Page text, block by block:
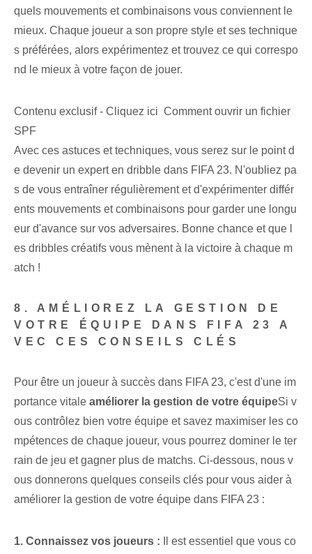
quels mouvements et combinaisons vous conviennent le
mieux. Chaque joueur a son propre style et ses technique
s préférées, alors expérimentez et trouvez ce qui correspo
nd le mieux à votre façon de jouer.
Contenu exclusif - Cliquez ici Comment ouvrir un fichier
SPF
Avec ces astuces et techniques, vous serez sur le point d
e devenir un expert en dribble dans FIFA 23. N'oubliez pa
s de vous entraîner régulièrement et d'expérimenter différ
ents mouvements et combinaisons pour garder une longu
eur d'avance sur vos adversaires. Bonne chance​ et que l
es dribbles créatifs vous mènent à la victoire à chaque m
atch !
8. AMÉLIOREZ LA GESTION DE
VOTRE ÉQUIPE DANS FIFA 23 A
VEC CES CONSEILS CLÉS
Pour être un joueur à succès dans FIFA 23, ⁢c'est d'une im
portance vitale‌ améliorer la gestion de votre équipeSi v
ous contrôlez bien votre équipe et savez maximiser les co
mpétences de chaque joueur, vous pourrez dominer le ter
rain de jeu et gagner plus de matchs. Ci-dessous, nous v
ous donnerons quelques conseils clés pour vous aider à
améliorer la gestion de votre équipe dans FIFA 23 :
1. Connaissez vos joueurs : Il est essentiel que vous co